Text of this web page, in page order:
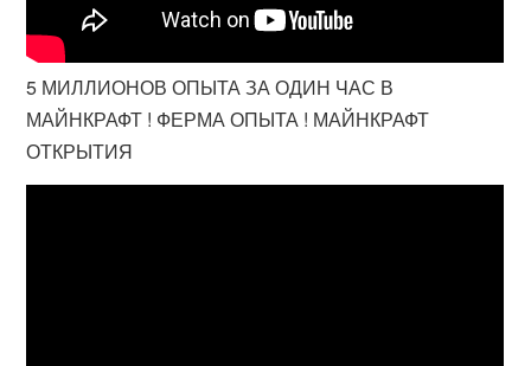
5 МИЛЛИОНОВ ОПЫТА ЗА ОДИН ЧАС В
МАЙНКРАФТ ! ФЕРМА ОПЫТА ! МАЙНКРАФТ
ОТКРЫТИЯ